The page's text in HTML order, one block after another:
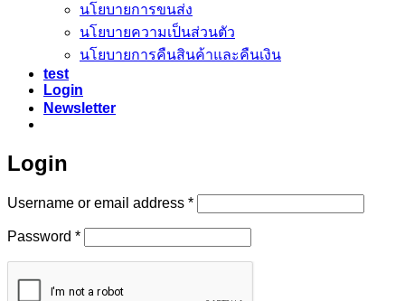
นโยบายการขนส่ง
นโยบายความเป็นส่วนตัว
นโยบายการคืนสินค้าและคืนเงิน
test
Login
Newsletter
Login
Username or email address *Required
Password *Required